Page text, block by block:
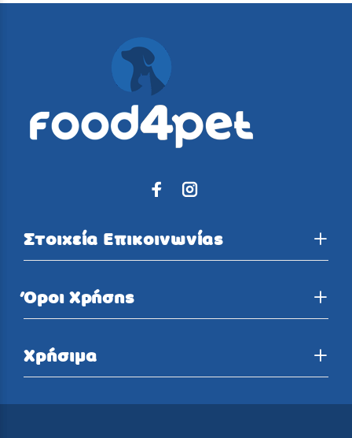
Στοιχεία Επικοινωνίας
Όροι Χρήσης
Χρήσιμα